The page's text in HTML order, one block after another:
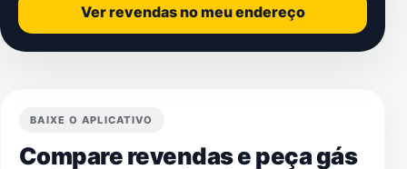
Ver revendas no meu endereço
BAIXE O APLICATIVO
Compare revendas e peça gás